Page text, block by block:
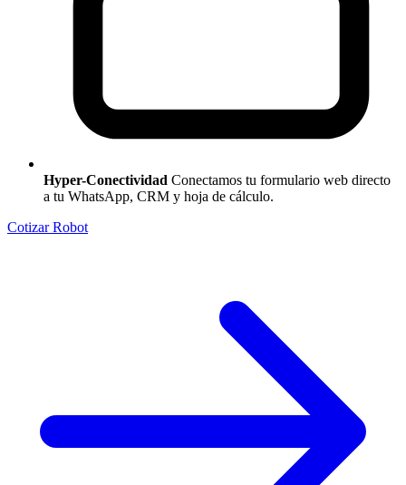
Hyper-Conectividad Conectamos tu formulario web directo
a tu WhatsApp, CRM y hoja de cálculo.
Cotizar Robot